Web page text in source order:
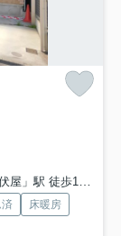
」駅 徒歩18分
済
床暖房